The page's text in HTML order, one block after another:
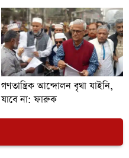
গণতান্ত্রিক আন্দোলন বৃথা যাইনি,
যাবে না: ফারুক